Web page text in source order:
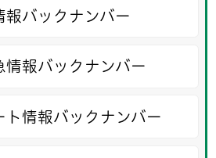
報バックナンバー
情報バックナンバー
ト情報バックナンバー